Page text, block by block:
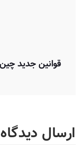
ارسال دیدگاه